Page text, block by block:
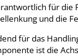
für die
und die
für das
ist die